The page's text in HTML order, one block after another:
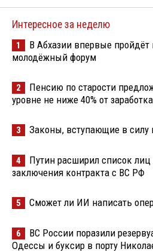
Интересное за неделю
1
В Абхазии впервые
молодёжный форум
2
Пенсию по старости
уровне не ниже 40% от заработка
3 Законы, вступающие в силу
4
Путин расширил список
заключения контракта с ВС РФ
5 Сможет ли ИИ написать
6
ВС России поразили
Одессы и буксир в порту